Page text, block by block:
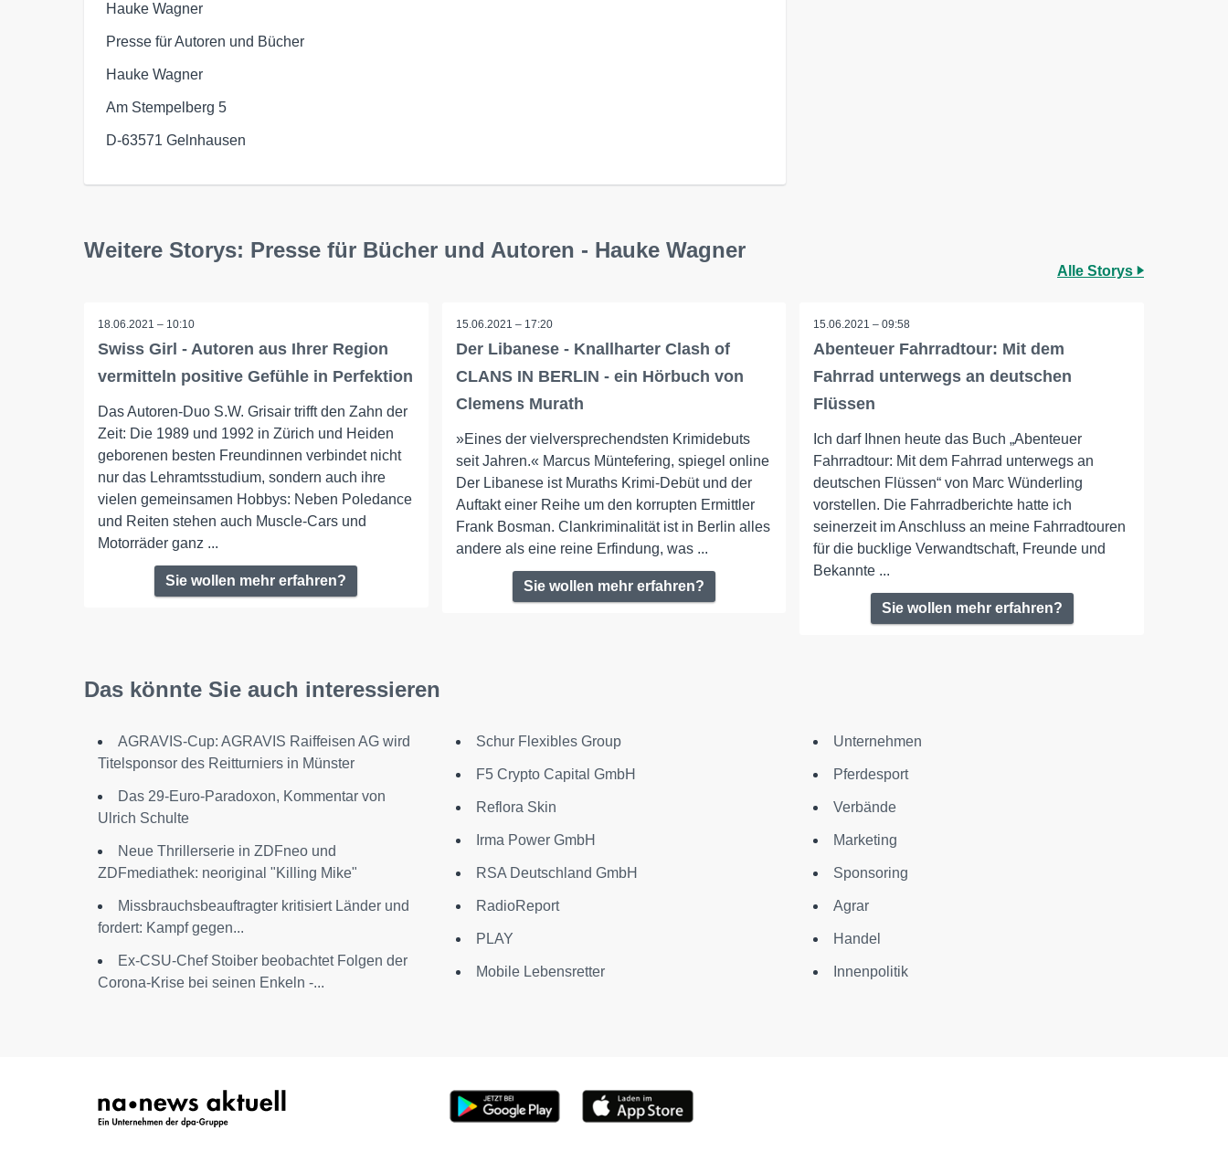
Hauke Wagner
Presse für Autoren und Bücher
Hauke Wagner
Am Stempelberg 5
D-63571 Gelnhausen
Weitere Storys: Presse für Bücher und Autoren - Hauke Wagner
Alle Storys
18.06.2021 – 10:10
Swiss Girl - Autoren aus Ihrer Region
vermitteln positive Gefühle in Perfektion
Das Autoren-Duo S.W. Grisair trifft den Zahn der
Zeit: Die 1989 und 1992 in Zürich und Heiden
geborenen besten Freundinnen verbindet nicht
nur das Lehramtsstudium, sondern auch ihre
vielen gemeinsamen Hobbys: Neben Poledance
und Reiten stehen auch Muscle-Cars und
Motorräder ganz ...
Sie wollen mehr erfahren?
15.06.2021 – 17:20
Der Libanese - Knallharter Clash of
CLANS IN BERLIN - ein Hörbuch von
Clemens Murath
»Eines der vielversprechendsten Krimidebuts
seit Jahren.« Marcus Müntefering, spiegel online
Der Libanese ist Muraths Krimi-Debüt und der
Auftakt einer Reihe um den korrupten Ermittler
Frank Bosman. Clankriminalität ist in Berlin alles
andere als eine reine Erfindung, was ...
Sie wollen mehr erfahren?
15.06.2021 – 09:58
Abenteuer Fahrradtour: Mit dem
Fahrrad unterwegs an deutschen
Flüssen
Ich darf Ihnen heute das Buch „Abenteuer
Fahrradtour: Mit dem Fahrrad unterwegs an
deutschen Flüssen“ von Marc Wünderling
vorstellen. Die Fahrradberichte hatte ich
seinerzeit im Anschluss an meine Fahrradtouren
für die bucklige Verwandtschaft, Freunde und
Bekannte ...
Sie wollen mehr erfahren?
Das könnte Sie auch interessieren
AGRAVIS-Cup: AGRAVIS Raiffeisen AG wird
Titelsponsor des Reitturniers in Münster
Das 29-Euro-Paradoxon, Kommentar von
Ulrich Schulte
Neue Thrillerserie in ZDFneo und
ZDFmediathek: neoriginal "Killing Mike"
Missbrauchsbeauftragter kritisiert Länder und
fordert: Kampf gegen...
Ex-CSU-Chef Stoiber beobachtet Folgen der
Corona-Krise bei seinen Enkeln -...
Schur Flexibles Group
F5 Crypto Capital GmbH
Reflora Skin
Irma Power GmbH
RSA Deutschland GmbH
RadioReport
PLAY
Mobile Lebensretter
Unternehmen
Pferdesport
Verbände
Marketing
Sponsoring
Agrar
Handel
Innenpolitik